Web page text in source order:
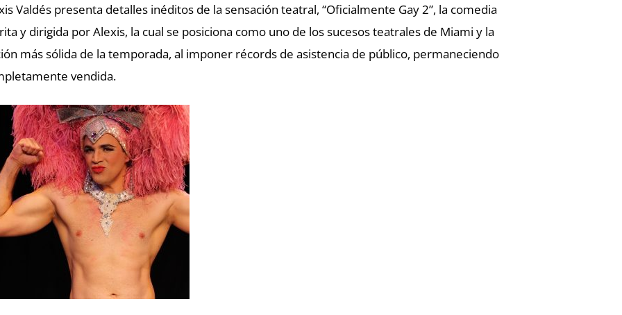
Valdés presenta detalles inéditos de la sensación teatral, “Oficialmente Gay 2”, la comedia
y dirigida por Alexis, la cual se posiciona como uno de los sucesos teatrales de Miami y la
más sólida de la temporada, al imponer récords de asistencia de público, permaneciendo
vendida.